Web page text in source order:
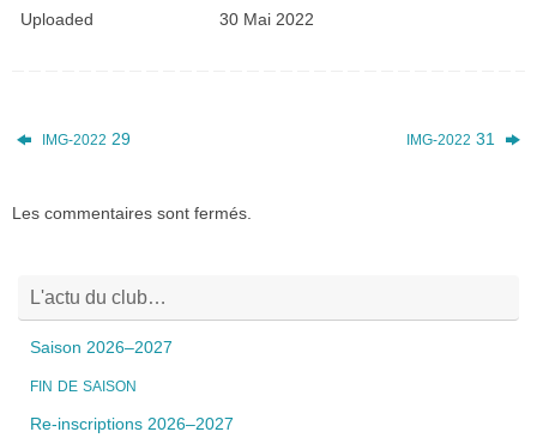
Uploaded 30 Mai 2022
IMG-2022 29 IMG-2022 31
Les commentaires sont fermés.
L'actu du club…
Saison 2026–2027
FIN DE SAISON
Re-inscriptions 2026–2027